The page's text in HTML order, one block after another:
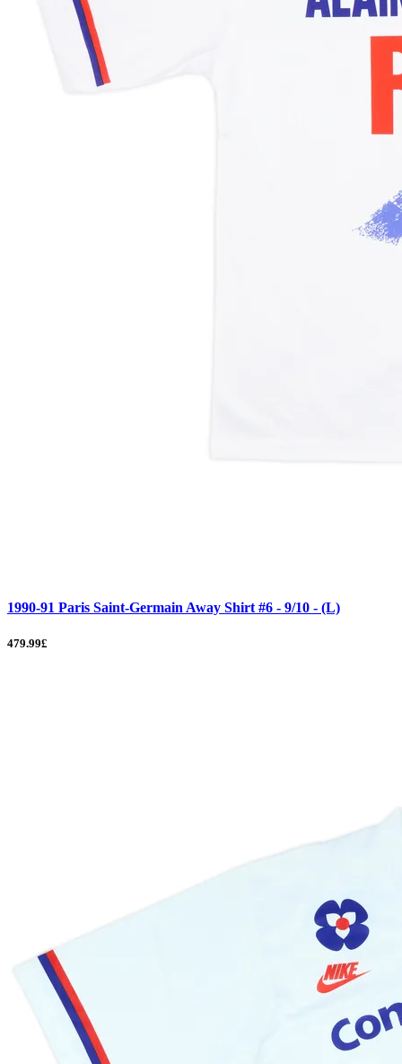
1990-91 Paris Saint-Germain Away Shirt #6 - 9/10 - (L)
479.99£